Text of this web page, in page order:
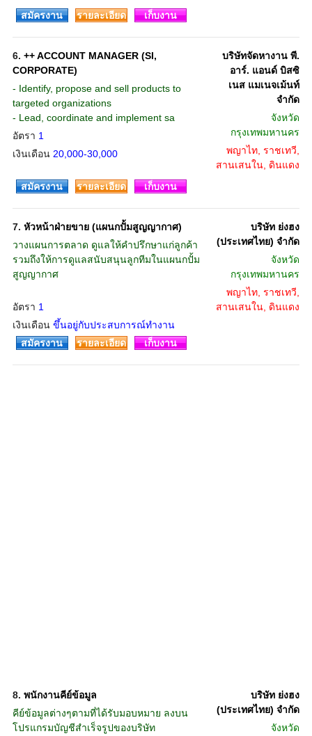
สมัครงาน
รายละเอียด เก็บงาน
6. ++ ACCOUNT MANAGER (SI,
CORPORATE)
- Identify, propose and sell products to
targeted organizations
- Lead, coordinate and implement sa
อัตรา 1
เงินเดือน 20,000-30,000
บริษัทจัดหางาน พี.
อาร์. แอนด์ บิสซิ
เนส แมเนจเม้นท์
จำกัด
จังหวัด
กรุงเทพมหานคร
พญาไท, ราชเทวี,
สานเสนใน, ดินแดง
สมัครงาน
รายละเอียด เก็บงาน
7. หัวหน้าฝ่ายขาย (แผนกปั้มสูญญากาศ)
วางแผนการตลาด ดูแลให้คำปรึกษาแก่ลูกค้า
รวมถึงให้การดูแลสนับสนุนลูกทีมในแผนกปั้ม
สูญญากาศ
อัตรา 1
เงินเดือน ขึ้นอยู่กับประสบการณ์ทำงาน
บริษัท ย่งฮง
(ประเทศไทย) จำกัด
จังหวัด
กรุงเทพมหานคร
พญาไท, ราชเทวี,
สานเสนใน, ดินแดง
สมัครงาน รายละเอียด เก็บงาน
8. พนักงานคีย์ข้อมูล
คีย์ข้อมูลต่างๆตามที่ได้รับมอบหมาย ลงบน
โปรแกรมบัญชีสำเร็จรูปของบริษัท
บริษัท ย่งฮง
(ประเทศไทย) จำกัด
จังหวัด